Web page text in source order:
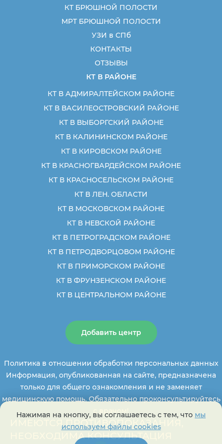
КТ БРЮШНОЙ ПОЛОСТИ
МРТ БРЮШНОЙ ПОЛОСТИ
УЗИ в СПб
КОНТАКТЫ
ОТЗЫВЫ
КТ В РАЙОНЕ
КТ В АДМИРАЛТЕЙСКОМ РАЙОНЕ
КТ В ВАСИЛЕОСТРОВСКИЙ РАЙОНЕ
КТ В ВЫБОРГСКИЙ РАЙОНЕ
КТ В КАЛИНИНСКОМ РАЙОНЕ
КТ В КИРОВСКОМ РАЙОНЕ
КТ В КРАСНОГВАРДЕЙСКОМ РАЙОНЕ
КТ В КРАСНОСЕЛЬСКОМ РАЙОНЕ
КТ В ЛЕН. ОБЛАСТИ
КТ В МОСКОВСКОМ РАЙОНЕ
КТ В НЕВСКОЙ РАЙОНЕ
КТ В ПЕТРОГРАДСКОМ РАЙОНЕ
КТ В ПЕТРОДВОРЦОВОМ РАЙОНЕ
КТ В ПРИМОРСКОМ РАЙОНЕ
КТ В ФРУНЗЕНСКОМ РАЙОНЕ
КТ В ЦЕНТРАЛЬНОМ РАЙОНЕ
Добавить центр
Политика в отношении обработки персональных данных
Информация, опубликованная на сайте, предназначена
только для общего ознакомления и не заменяет
медицинскую помощь. Обязательно проконсультируйтесь
ИМЕЮТСЯ ПРОТИВОПОКАЗАНИЯ,
НЕОБХОДИМА КОНСУЛЬТАЦИЯ
Нажимая на кнопку, вы соглашаетесь с тем, что мы
используем файлы cookies